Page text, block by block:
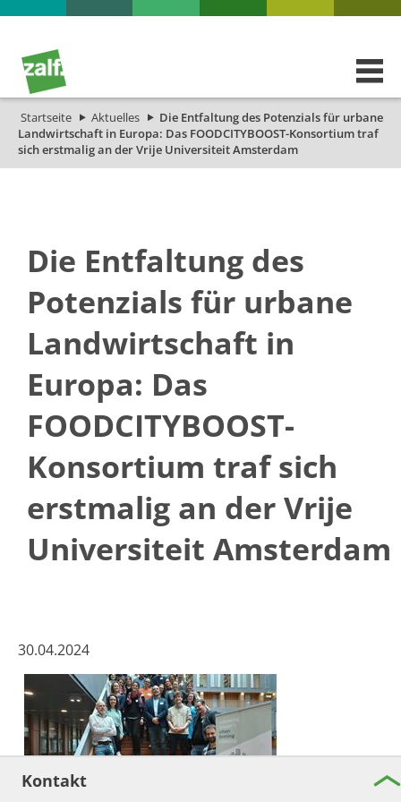
Startseite Aktuelles
Die Entfaltung des Potenzials für urbane
Landwirtschaft in Europa: Das FOODCITYBOOST-Konsortium traf
sich erstmalig an der Vrije Universiteit Amsterdam
Die Entfaltung des
Potenzials für urbane
Landwirtschaft in
Europa: Das
FOODCITYBOOST-
Konsortium traf sich
erstmalig an der Vrije
Universiteit Amsterdam
30.04.2024
Kontakt